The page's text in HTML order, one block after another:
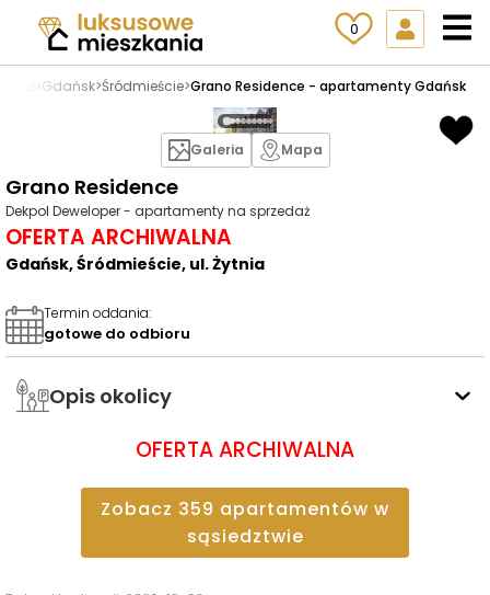
0
>Gdańsk>Śródmieście>Grano Residence - apartamenty Gdańsk
Grano Residence
Dekpol Deweloper - apartamenty na sprzedaż
OFERTA ARCHIWALNA
Gdańsk, Śródmieście, ul. Żytnia
Galeria Mapa
Termin oddania:
gotowe do odbioru
Opis okolicy
OFERTA ARCHIWALNA
Zobacz 359 apartamentów w
sąsiedztwie